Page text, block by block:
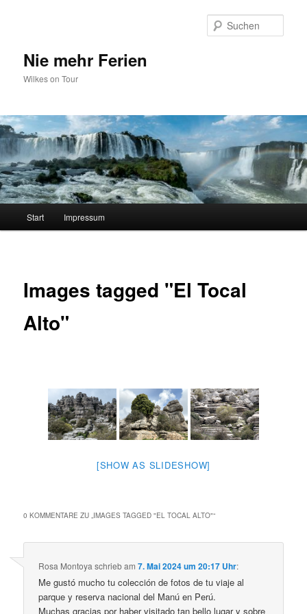
Nie mehr Ferien
Wilkes on Tour
Start Impressum
Images tagged "El Tocal
Alto"
[SHOW AS SLIDESHOW]
0 KOMMENTARE ZU „ IMAGES TAGGED "EL TOCAL ALTO"“
Rosa Montoya schriebam7. Mai 2024 um 20:17 Uhr:
Me gustó mucho tu colección de fotos de tu viaje al
parque y reserva nacional del Manú en Perú.
Muchas gracias por haber visitado tan bello lugar y sobre